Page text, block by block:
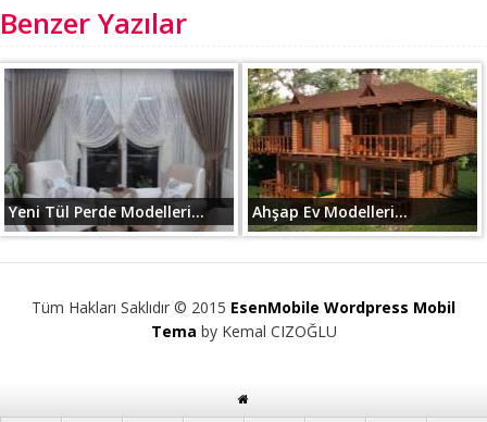
Benzer Yazılar
Yeni Tül Perde Modelleri... Ahşap Ev Modelleri...
Tüm Hakları Saklıdır © 2015 EsenMobile Wordpress Mobil
Tema by Kemal CIZOĞLU